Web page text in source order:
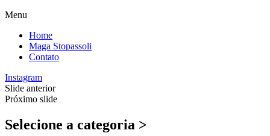
Menu
Home
Maga Stopassoli
Contato
Instagram
Slide anterior
Próximo slide
Selecione a categoria >